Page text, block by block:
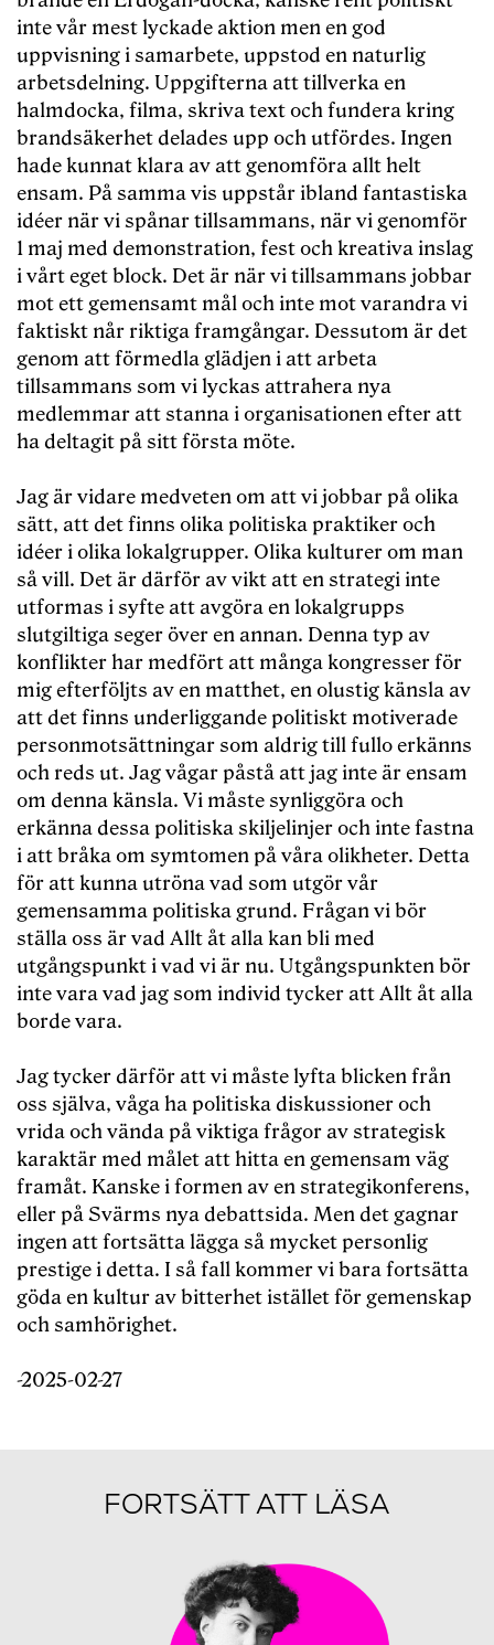
inte vår mest lyckade aktion men en god
uppvisning i samarbete, uppstod en naturlig
arbetsdelning. Uppgifterna att tillverka en
halmdocka, filma, skriva text och fundera kring
brandsäkerhet delades upp och utfördes. Ingen
hade kunnat klara av att genomföra allt helt
ensam. På samma vis uppstår ibland fantastiska
idéer när vi spånar tillsammans, när vi genomför
1 maj med demonstration, fest och kreativa inslag
i vårt eget block. Det är när vi tillsammans jobbar
mot ett gemensamt mål och inte mot varandra vi
faktiskt når riktiga framgångar. Dessutom är det
genom att förmedla glädjen i att arbeta
tillsammans som vi lyckas attrahera nya
medlemmar att stanna i organisationen efter att
ha deltagit på sitt första möte.
Jag är vidare medveten om att vi jobbar på olika
sätt, att det finns olika politiska praktiker och
idéer i olika lokalgrupper. Olika kulturer om man
så vill. Det är därför av vikt att en strategi inte
utformas i syfte att avgöra en lokalgrupps
slutgiltiga seger över en annan. Denna typ av
konflikter har medfört att många kongresser för
mig efterföljts av en matthet, en olustig känsla av
att det finns underliggande politiskt motiverade
personmotsättningar som aldrig till fullo erkänns
och reds ut. Jag vågar påstå att jag inte är ensam
om denna känsla. Vi måste synliggöra och
erkänna dessa politiska skiljelinjer och inte fastna
i att bråka om symtomen på våra olikheter. Detta
för att kunna utröna vad som utgör vår
gemensamma politiska grund. Frågan vi bör
ställa oss är vad Allt åt alla kan bli med
utgångspunkt i vad vi är nu. Utgångspunkten bör
inte vara vad jag som individ tycker att Allt åt alla
borde vara.
Jag tycker därför att vi måste lyfta blicken från
oss själva, våga ha politiska diskussioner och
vrida och vända på viktiga frågor av strategisk
karaktär med målet att hitta en gemensam väg
framåt. Kanske i formen av en strategikonferens,
eller på Svärms nya debattsida. Men det gagnar
ingen att fortsätta lägga så mycket personlig
prestige i detta. I så fall kommer vi bara fortsätta
göda en kultur av bitterhet istället för gemenskap
och samhörighet.
-2025-02-27
FORTSÄTT ATT LÄSA